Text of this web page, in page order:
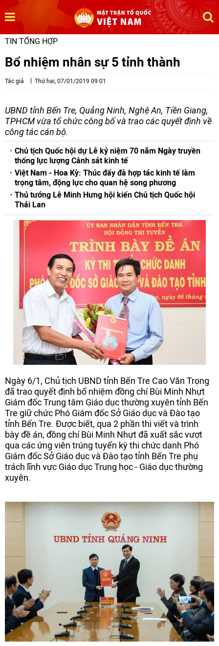
TIN TỔNG HỢP
Bổ nhiệm nhân sự 5 tỉnh thành
Tác giả Thứ hai, 07/01/2019 09:01
UBND tỉnh Bến Tre, Quảng Ninh, Nghệ An, Tiền Giang,
TPHCM vừa tổ chức công bố và trao các quyết định về
công tác cán bộ.
Chủ tịch Quốc hội dự Lễ kỷ niệm 70 năm Ngày truyền
thống lực lượng Cảnh sát kinh tế
Việt Nam - Hoa Kỳ: Thúc đẩy đà hợp tác kinh tế làm
trọng tâm, động lực cho quan hệ song phương
Thủ tướng Lê Minh Hưng hội kiến Chủ tịch Quốc hội
Thái Lan
Ngày 6/1, Chủ tịch UBND tỉnh Bến Tre Cao Văn Trọng
đã trao quyết định bổ nhiệm đồng chí Bùi Minh Nhựt
Giám đốc Trung tâm Giáo dục thường xuyên tỉnh Bến
Tre giữ chức Phó Giám đốc Sở Giáo dục và Đào tạo
tỉnh Bến Tre. Được biết, qua 2 phần thi viết và trình
bày đề án, đồng chí Bùi Minh Nhựt đã xuất sắc vượt
qua các ứng viên trúng tuyển kỳ thi chức danh Phó
Giám đốc Sở Giáo dục và Đào tạo tỉnh Bến Tre phụ
trách lĩnh vực Giáo dục Trung học - Giáo dục thường
xuyên.